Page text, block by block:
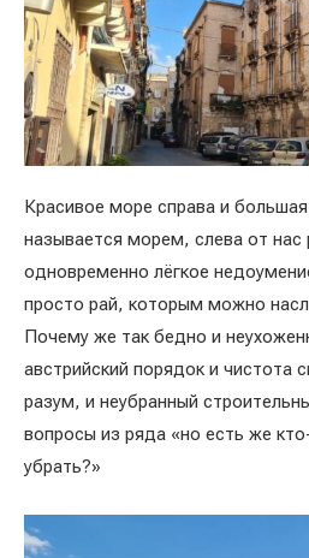
Красивое море справа и
называется морем, слева от нас
одновременно лёгкое
просто рай, которым можно
Почему же так бедно и
австрийский порядок и чистота
разум, и неубранный
вопросы из ряда «но есть же
убрать?»